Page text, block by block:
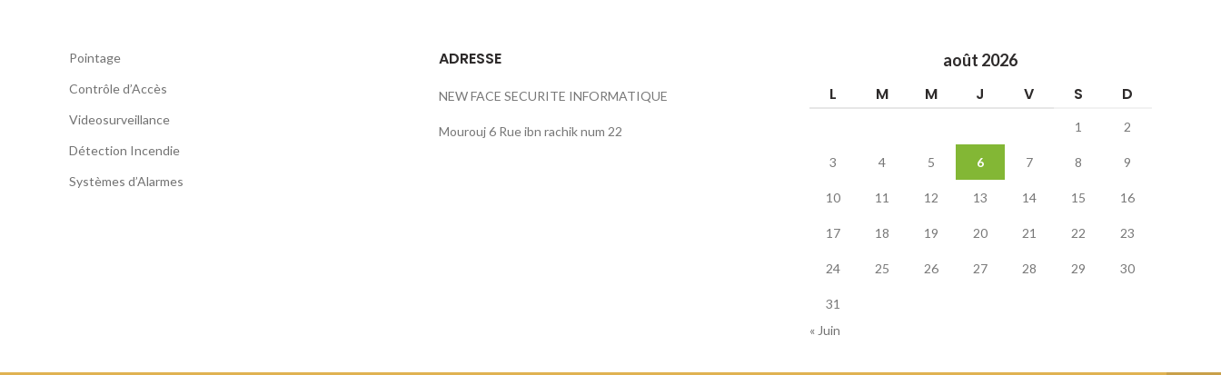
Pointage
Contrôle d’Accès
Videosurveillance
Détection Incendie
Systèmes d’Alarmes
ADRESSE
NEW FACE SECURITE INFORMATIQUE
Mourouj 6 Rue ibn rachik num 22
août 2026
L M M J V S D
1 2
3 4 5 6 7 8 9
10 11 12 13 14 15 16
17 18 19 20 21 22 23
24 25 26 27 28 29 30
31
« Juin